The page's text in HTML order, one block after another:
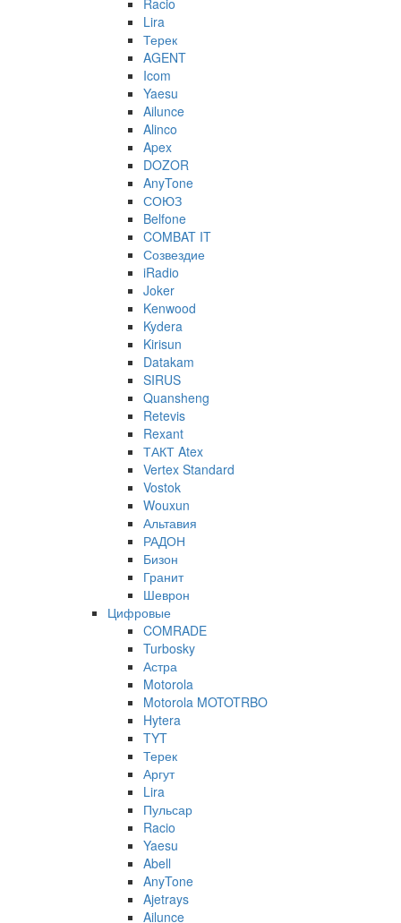
Lira
Терек
AGENT
Icom
Yaesu
Ailunce
Alinco
Apex
DOZOR
AnyTone
СОЮЗ
Belfone
COMBAT IT
Созвездие
iRadio
Joker
Kenwood
Kydera
Kirisun
Datakam
SIRUS
Quansheng
Retevis
Rexant
ТАКТ Atex
Vertex Standard
Vostok
Wouxun
Альтавия
РАДОН
Бизон
Гранит
Шеврон
Цифровые
COMRADE
Turbosky
Астра
Motorola
Motorola MOTOTRBO
Hytera
TYT
Терек
Аргут
Lira
Пульсар
Racio
Yaesu
Abell
AnyTone
Ajetrays
Ailunce